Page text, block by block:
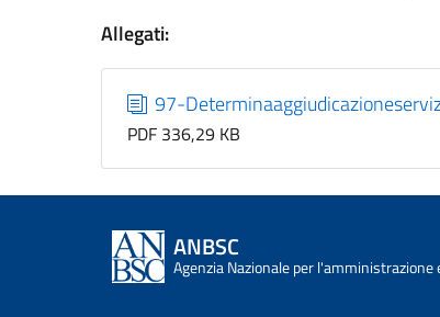
Allegati:
97-
PDF 336,29 KB
ANBSC
Agenzia Nazionale per